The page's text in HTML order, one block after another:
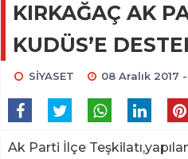
KIRKAĞAÇ AK
KUDÜS’E
SİYASET 08 Aralık 2017
Ak Parti İlçe